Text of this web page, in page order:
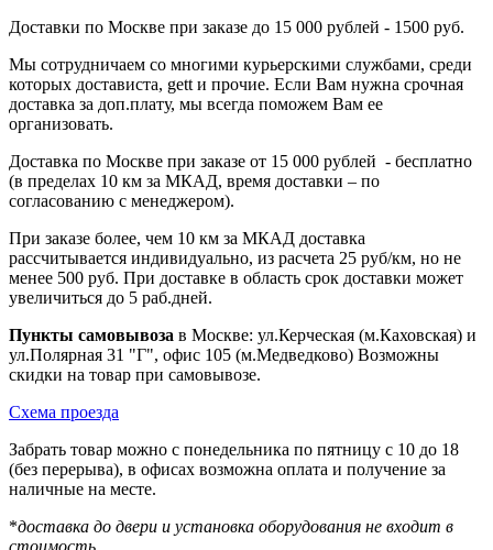
Доставки по Москве при заказе до 15 000 рублей - 1500 руб.
Мы сотрудничаем со многими курьерскими службами, среди
которых достависта, gett и прочие. Если Вам нужна срочная
доставка за доп.плату, мы всегда поможем Вам ее
организовать.
Доставка по Москве при заказе от 15 000 рублей - бесплатно
(в пределах 10 км за МКАД, время доставки – по
согласованию с менеджером).
При заказе более, чем 10 км за МКАД доставка
рассчитывается индивидуально, из расчета 25 руб/км, но не
менее 500 руб. При доставке в область срок доставки может
увеличиться до 5 раб.дней.
Пункты самовывоза в Москве: ул.Керческая (м.Каховская) и
ул.Полярная 31 "Г", офис 105 (м.Медведково) Возможны
скидки на товар при самовывозе.
Схема проезда
Забрать товар можно с понедельника по пятницу с 10 до 18
(без перерыва), в офисах возможна оплата и получение за
наличные на месте.
*доставка до двери и установка оборудования не входит в
стоимость.